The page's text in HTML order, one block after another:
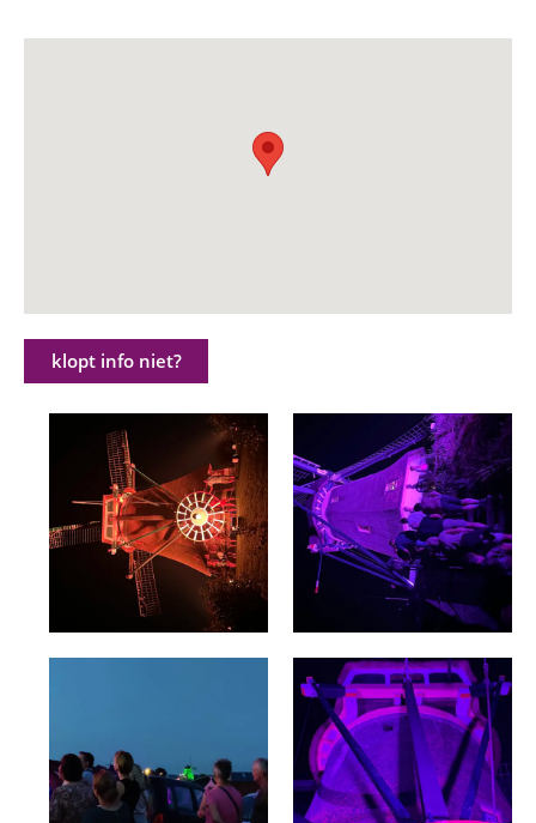
klopt info niet?